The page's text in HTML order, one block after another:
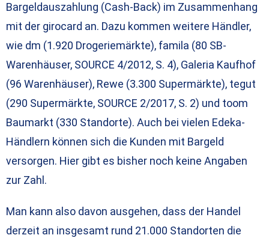
Bargeldauszahlung (Cash-Back) im Zusammenhang
mit der girocard an. Dazu kommen weitere Händler,
wie dm (1.920 Drogeriemärkte), famila (80 SB-
Warenhäuser, SOURCE 4/2012, S. 4), Galeria Kaufhof
(96 Warenhäuser), Rewe (3.300 Supermärkte), tegut
(290 Supermärkte, SOURCE 2/2017, S. 2) und toom
Baumarkt (330 Standorte). Auch bei vielen Edeka-
Händlern können sich die Kunden mit Bargeld
versorgen. Hier gibt es bisher noch keine Angaben
zur Zahl.
Man kann also davon ausgehen, dass der Handel
derzeit an insgesamt rund 21.000 Standorten die